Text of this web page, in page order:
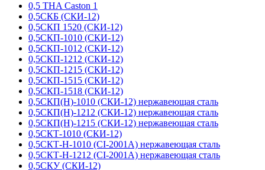
0,5 THA Caston 1
0,5СКБ (СКИ-12)
0,5СКП 1520 (СКИ-12)
0,5СКП-1010 (СКИ-12)
0,5СКП-1012 (СКИ-12)
0,5СКП-1212 (СКИ-12)
0,5СКП-1215 (СКИ-12)
0,5СКП-1515 (СКИ-12)
0,5СКП-1518 (СКИ-12)
0,5СКП(Н)-1010 (СКИ-12) нержавеющая сталь
0,5СКП(Н)-1212 (СКИ-12) нержавеющая сталь
0,5СКП(Н)-1215 (СКИ-12) нержавеющая сталь
0,5СКТ-1010 (СКИ-12)
0,5СКТ-Н-1010 (CI-2001A) нержавеющая сталь
0,5СКТ-Н-1212 (CI-2001A) нержавеющая сталь
0,5СКУ (СКИ-12)